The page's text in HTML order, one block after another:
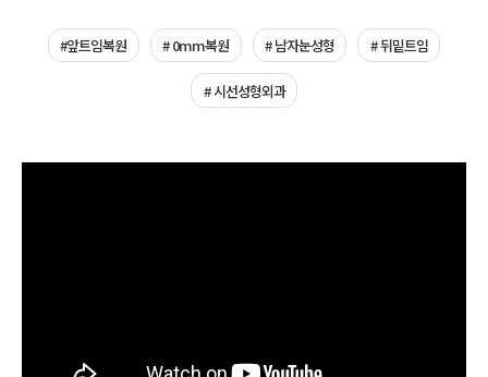
#앞트임복원 # 0mm복원 # 남자눈성형 # 뒤밑트임
# 시선성형외과